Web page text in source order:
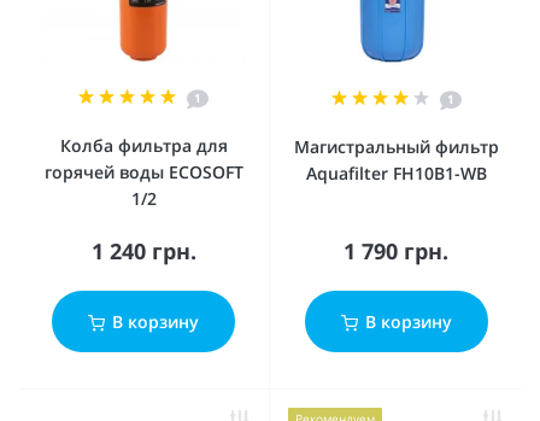
1
Колба фильтра для
горячей воды ECOSOFT
1/2
1 240 грн.
В корзину
1
Магистральный фильтр
Aquafilter FH10B1-WB
1 790 грн.
В корзину